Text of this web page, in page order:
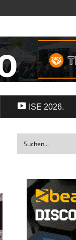
ISE 2026.